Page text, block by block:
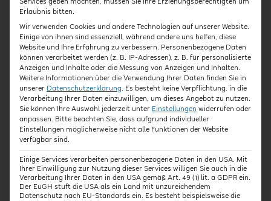
Kursart
Expert:innen-Interview
Dauer
ca. 45 Minuten
Laufzeit
15 Tage
Abschluss
Teilnahmebestätigung
mit Zeitnachweis
Services geben möchten, müssen Sie Ihre Erziehungsberechtigten um
Erlaubnis bitten.
Wir verwenden Cookies und andere Technologien auf unserer Website.
Einige von ihnen sind essenziell, während andere uns helfen, diese
Website und Ihre Erfahrung zu verbessern. Personenbezogene Daten
können verarbeitet werden (z. B. IP-Adressen), z. B. für personalisierte
Anzeigen und Inhalte oder die Messung von Anzeigen und Inhalten.
Weitere Informationen über die Verwendung Ihrer Daten finden Sie in
unserer Datenschutzerklärung. Es besteht keine Verpflichtung, in die
Verarbeitung Ihrer Daten einzuwilligen, um dieses Angebot zu nutzen.
Sie können Ihre Auswahl jederzeit unter Einstellungen widerrufen oder
anpassen. Bitte beachten Sie, dass aufgrund individueller
Einstellungen möglicherweise nicht alle Funktionen der Website
verfügbar sind.
Einige Services verarbeiten personenbezogene Daten in den USA. Mit
Ihrer Einwilligung zur Nutzung dieser Services willigen Sie auch in die
Verarbeitung Ihrer Daten in den USA gemäß Art. 49 (1) lit. a GDPR ein.
Der EuGH stuft die USA als ein Land mit unzureichendem
Datenschutz nach EU-Standards ein. Es besteht beispielsweise die